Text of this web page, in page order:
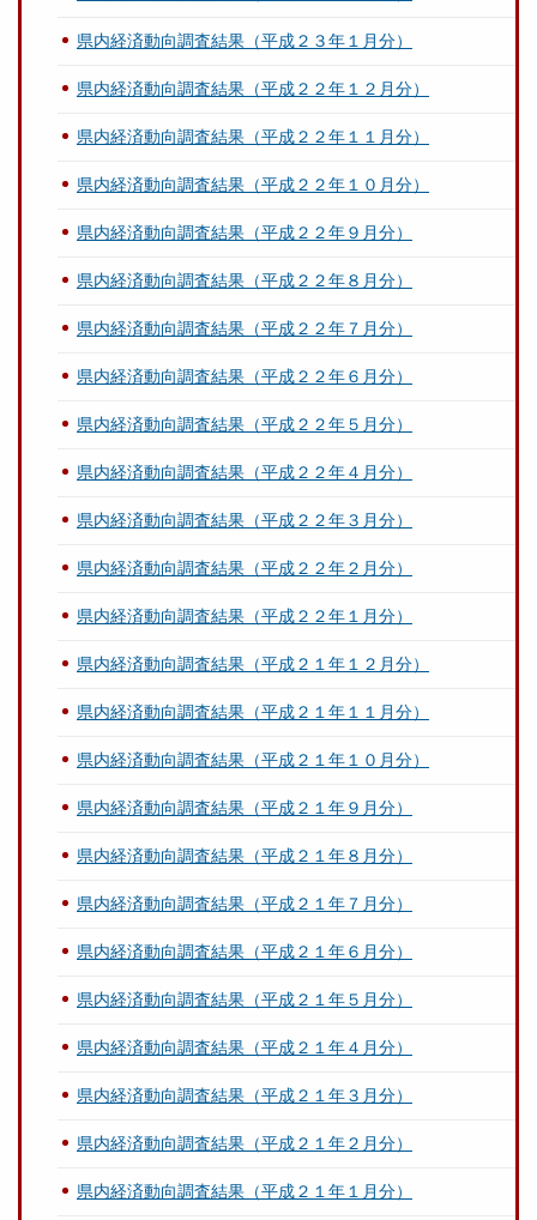
県内経済動向調査結果（平成２３年１月分）
県内経済動向調査結果（平成２２年１２月分）
県内経済動向調査結果（平成２２年１１月分）
県内経済動向調査結果（平成２２年１０月分）
県内経済動向調査結果（平成２２年９月分）
県内経済動向調査結果（平成２２年８月分）
県内経済動向調査結果（平成２２年７月分）
県内経済動向調査結果（平成２２年６月分）
県内経済動向調査結果（平成２２年５月分）
県内経済動向調査結果（平成２２年４月分）
県内経済動向調査結果（平成２２年３月分）
県内経済動向調査結果（平成２２年２月分）
県内経済動向調査結果（平成２２年１月分）
県内経済動向調査結果（平成２１年１２月分）
県内経済動向調査結果（平成２１年１１月分）
県内経済動向調査結果（平成２１年１０月分）
県内経済動向調査結果（平成２１年９月分）
県内経済動向調査結果（平成２１年８月分）
県内経済動向調査結果（平成２１年７月分）
県内経済動向調査結果（平成２１年６月分）
県内経済動向調査結果（平成２１年５月分）
県内経済動向調査結果（平成２１年４月分）
県内経済動向調査結果（平成２１年３月分）
県内経済動向調査結果（平成２１年２月分）
県内経済動向調査結果（平成２１年１月分）